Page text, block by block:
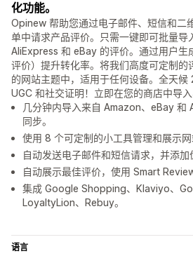
化功能。
Opinew 帮助您通过电子邮件、短信和二
单中请求产品评价。只需一键即可批量导
AliExpress 和 eBay 的评价。通过用户生
评价）提升转化率。将我们高度可定制的
的网站主题中，适用于任何设备。全天
UGC 和社交证明！立即在您的商店中导入
几分钟内导入来自 Amazon、eBay 和
同步。
使用 8 个可定制的小工具管理和展示网
自动发送电子邮件和短信请求，并添加
自动展示最佳评价，使用 Smart
集成 Google Shopping、Klaviyo、
LoyaltyLion、Rebuy。
语言